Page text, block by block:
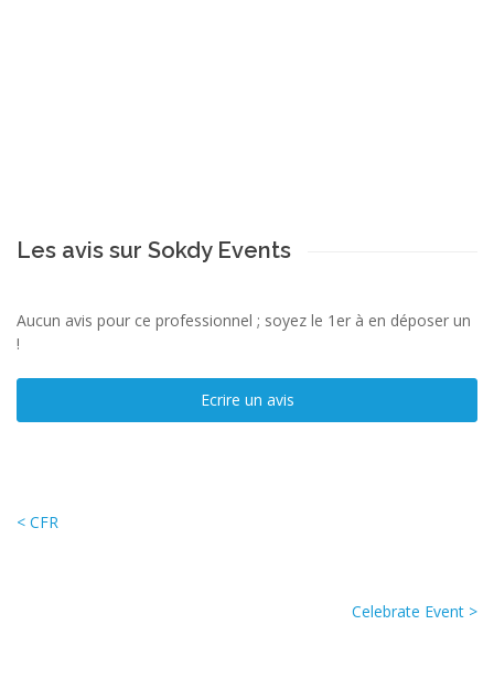
Les avis sur Sokdy Events
Aucun avis pour ce professionnel ; soyez le 1er à en déposer un
!
Ecrire un avis
< CFR
Celebrate Event >